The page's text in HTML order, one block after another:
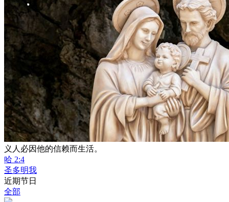
义人必因他的信赖而生活。
哈 2:4
圣多明我
近期节日
全部